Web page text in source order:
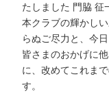
たしました 門脇 征
本クラブの輝かし
らぬご尽力と、今
皆さまのおかげに
に、改めてこれま
す。